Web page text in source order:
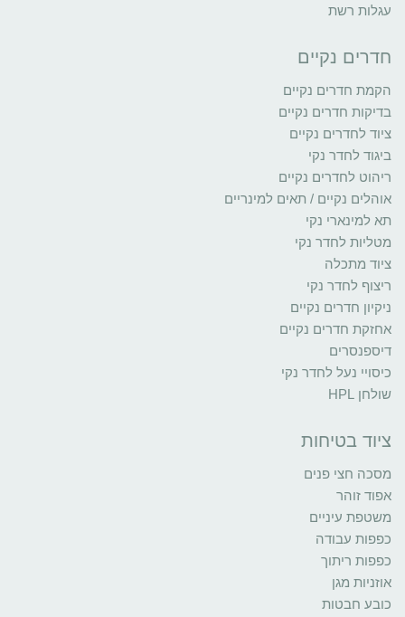
עגלות רשת
חדרים נקיים
הקמת חדרים נקיים
בדיקות חדרים נקיים
ציוד לחדרים נקיים
ביגוד לחדר נקי
ריהוט לחדרים נקיים
אוהלים נקיים / תאים למינריים
תא למינארי נקי
מטליות לחדר נקי
ציוד מתכלה
ריצוף לחדר נקי
ניקיון חדרים נקיים
אחזקת חדרים נקיים
דיספנסרים
כיסויי נעל לחדר נקי
שולחן HPL
ציוד בטיחות
מסכה חצי פנים
אפוד זוהר
משטפת עיניים
כפפות עבודה
כפפות ריתוך
אוזניות מגן
כובע חבטות